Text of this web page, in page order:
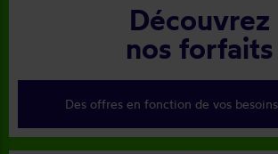
Découvrez
nos forfaits
Des offres en fonction de vos besoins